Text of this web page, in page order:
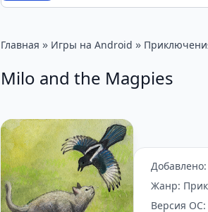
Главная » Игры на Android »
Milo and the Magpies
Жанр:
Версия ОС: